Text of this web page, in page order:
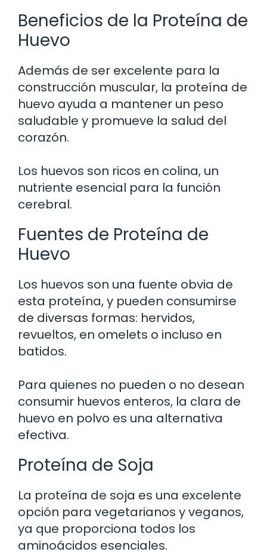
Beneficios de la Proteína de
Huevo
Además de ser excelente para la
construcción muscular, la proteína de
huevo ayuda a mantener un peso
saludable y promueve la salud del
corazón.
Los huevos son ricos en colina, un
nutriente esencial para la función
cerebral.
Fuentes de Proteína de
Huevo
Los huevos son una fuente obvia de
esta proteína, y pueden consumirse
de diversas formas: hervidos,
revueltos, en omelets o incluso en
batidos.
Para quienes no pueden o no desean
consumir huevos enteros, la clara de
huevo en polvo es una alternativa
efectiva.
Proteína de Soja
La proteína de soja es una excelente
opción para vegetarianos y veganos,
ya que proporciona todos los
aminoácidos esenciales.